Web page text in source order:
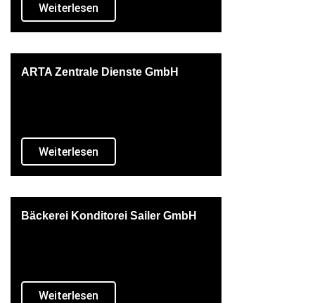
Weiterlesen
ARTA Zentrale Dienste GmbH
Weiterlesen
Bäckerei Konditorei Sailer GmbH
Weiterlesen